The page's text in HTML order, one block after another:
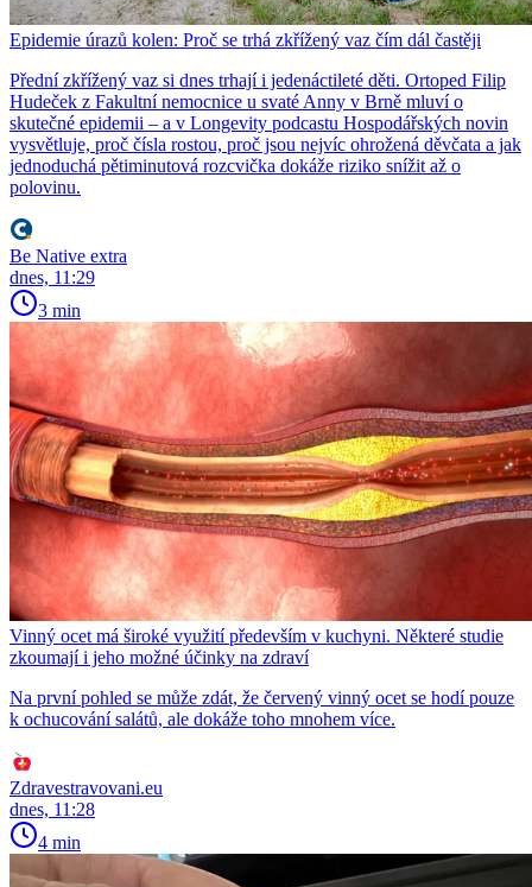
Epidemie úrazů kolen: Proč se trhá zkřížený vaz čím dál častěji
Přední zkřížený vaz si dnes trhají i jedenáctileté děti. Ortoped Filip
Hudeček z Fakultní nemocnice u svaté Anny v Brně mluví o
skutečné epidemii – a v Longevity podcastu Hospodářských novin
vysvětluje, proč čísla rostou, proč jsou nejvíc ohrožená děvčata a jak
jednoduchá pětiminutová rozcvička dokáže riziko snížit až o
polovinu.
Be Native extra
dnes, 11:29
3 min
Vinný ocet má široké využití především v kuchyni. Některé studie
zkoumají i jeho možné účinky na zdraví
Na první pohled se může zdát, že červený vinný ocet se hodí pouze
k ochucování salátů, ale dokáže toho mnohem více.
Zdravestravovani.eu
dnes, 11:28
4 min